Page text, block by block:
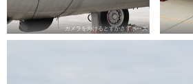
カメラを向けるとすかさずポーズ